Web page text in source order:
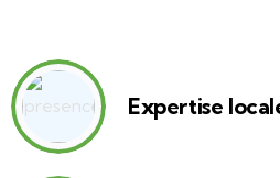
Expertise